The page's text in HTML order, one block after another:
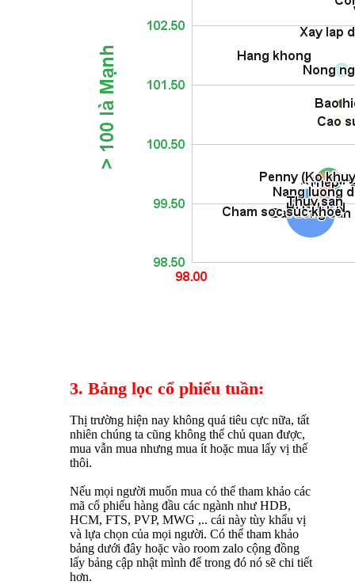
3. Bảng lọc cổ phiếu tuần:
Thị trường hiện nay không quá tiêu cực nữa, tất
nhiên chúng ta cũng không thể chủ quan được,
mua vẫn mua nhưng mua ít hoặc mua lấy vị thế
thôi.
Nếu mọi người muốn mua có thể tham khảo các
mã cổ phiếu hàng đầu các ngành như HDB,
HCM, FTS, PVP, MWG ,.. cái này tùy khẩu vị
và lựa chọn của mọi người. Có thể tham khảo
bảng dưới đây hoặc vào room zalo cộng đồng
lấy bảng cập nhật mình để trong đó nó sẽ chi tiết
hơn.